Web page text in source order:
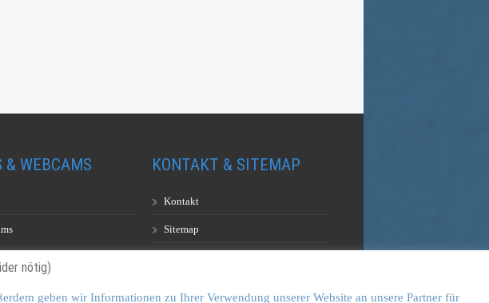
& WEBCAMS KONTAKT & SITEMAP
Kontakt
Sitemap
nötig)
geben wir Informationen zu Ihrer Verwendung unserer Website an unsere Partner für